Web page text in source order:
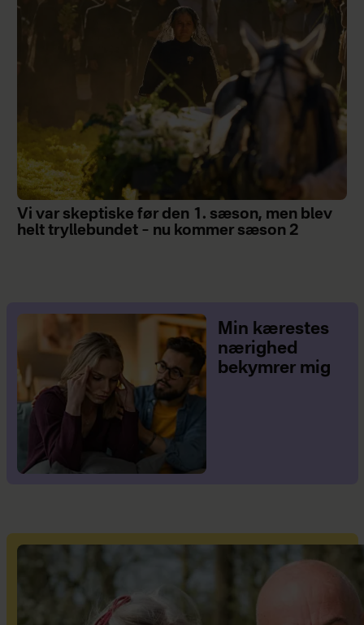
Vi var skeptiske før den 1. sæson, men blev
helt tryllebundet – nu kommer sæson 2
Min kærestes
nærighed
bekymrer mig